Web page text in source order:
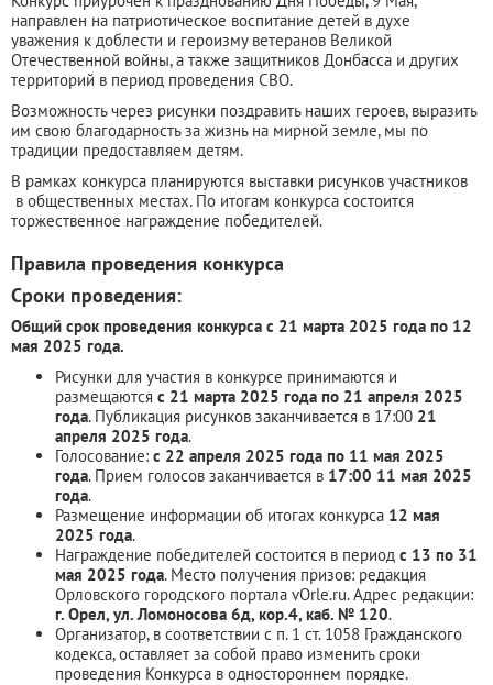
направлен на патриотическое воспитание детей в духе
уважения к доблести и героизму ветеранов Великой
Отечественной войны, а также защитников Донбасса и других
территорий в период проведения СВО.
Возможность через рисунки поздравить наших героев, выразить
им свою благодарность за жизнь на мирной земле, мы по
традиции предоставляем детям.
В рамках конкурса планируются выставки рисунков участников
в общественных местах. По итогам конкурса состоится
торжественное награждение победителей.
Правила проведения конкурса
Сроки проведения:
Общий срок проведения конкурса с 21 марта 2025 года по 12
мая 2025 года.
Рисунки для участия в конкурсе принимаются и
размещаются с 21 марта 2025 года по 21 апреля 2025
года. Публикация рисунков заканчивается в 17:00 21
апреля 2025 года.
Голосование: с 22 апреля 2025 года по 11 мая 2025
года. Прием голосов заканчивается в 17:00 11 мая 2025
года.
Размещение информации об итогах конкурса 12 мая
2025 года.
Награждение победителей состоится в период с 13 по 31
мая 2025 года. Место получения призов: редакция
Орловского городского портала vOrle.ru. Адрес редакции:
г. Орел, ул. Ломоносова 6д, кор.4, каб. № 120.
Организатор, в соответствии с п. 1 ст. 1058 Гражданского
кодекса, оставляет за собой право изменить сроки
проведения Конкурса в одностороннем порядке.